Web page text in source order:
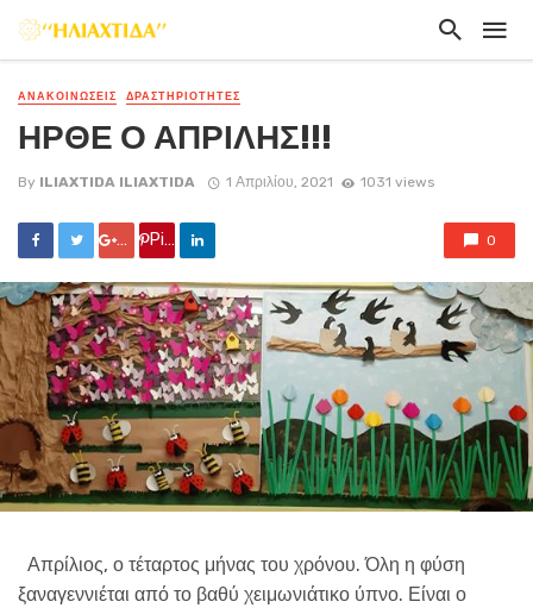
ΑΝΑΚΟΙΝΏΣΕΙΣ ΔΡΑΣΤΗΡΙΟΤΗΤΕΣ
ΗΡΘΕ Ο ΑΠΡΙΛΗΣ!!!
By ILIAXTIDA ILIAXTIDA 1 Απριλίου, 2021 1031 views
Google +
Pin it 0
Απρίλιος, ο τέταρτος μήνας του χρόνου. Όλη η φύση
ξαναγεννιέται από το βαθύ χειμωνιάτικο ύπνο. Είναι ο